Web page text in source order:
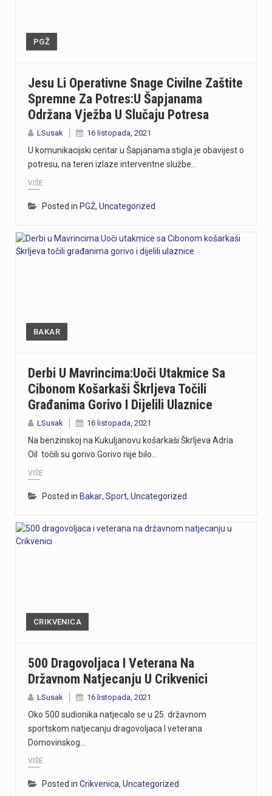
PGŽ
Jesu Li Operativne Snage Civilne Zaštite
Spremne Za Potres:U Šapjanama
Održana Vježba U Slučaju Potresa
LSusak 16 listopada, 2021
U komunikacijski centar u Šapjanama stigla je obavijest o
potresu, na teren izlaze interventne službe…
VIŠE
Posted in PGŽ, Uncategorized
BAKAR
Derbi U Mavrincima:Uoči Utakmice Sa
Cibonom Košarkaši Škrljeva Točili
Građanima Gorivo I Dijelili Ulaznice
LSusak 16 listopada, 2021
Na benzinskoj na Kukuljanovu košarkaši Škrljeva Adria
Oil točili su gorivo.Gorivo nije bilo…
VIŠE
Posted in Bakar, Sport, Uncategorized
CRIKVENICA
500 Dragovoljaca I Veterana Na
Državnom Natjecanju U Crikvenici
LSusak 16 listopada, 2021
Oko 500 sudionika natjecalo se u 25. državnom
sportskom natjecanju dragovoljaca I veterana
Domovinskog…
VIŠE
Posted in Crikvenica, Uncategorized